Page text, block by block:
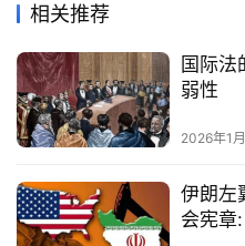
相关推荐
国际法
弱性
2026年1
伊朗左
会宪章